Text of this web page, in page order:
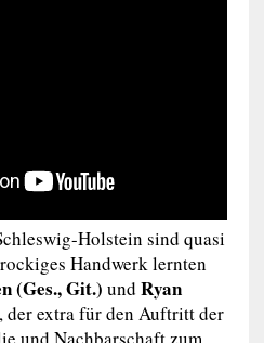
Holstein sind quasi
Handwerk lernten
(Ges., Git.) und Ryan
der extra für den Auftritt der